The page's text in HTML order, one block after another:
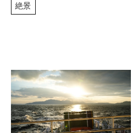
絶景